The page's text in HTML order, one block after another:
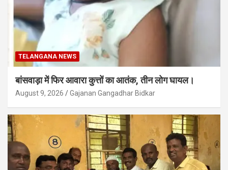
TELANGANA NEWS
बांसवाड़ा में फिर आवारा कुत्तों का आतंक, तीन लोग घायल।
August 9, 2026 Gajanan Gangadhar Bidkar